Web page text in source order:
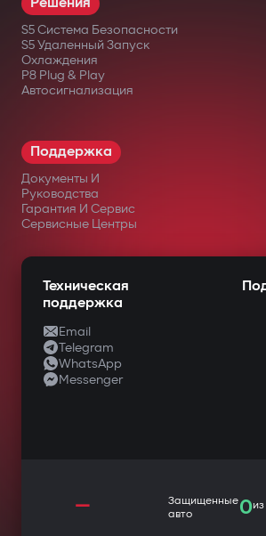
в официальных интернет-
Gazer;
в крупных сетях
в специализированных
автомобильной техники.
месяцев.
S5 Система Безопасности
S5 Удаленный Запуск
Охлаждения
P8 Plug & Play
Автосигнализация
Поддержка
Документы И
Руководства
Гарантия И Сервис
Сервисные Центры
Техническая
поддержка
Email
Telegram
WhatsApp
Messenger
—
Защищенные
авто
0